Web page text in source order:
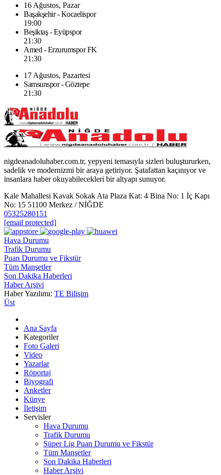
16 Ağustos, Pazar
Başakşehir - Kocaelispor
19:00
Beşiktaş - Eyüpspor
21:30
Amed - Erzurumspor FK
21:30
17 Ağustos, Pazartesi
Samsunspor - Göztepe
21:30
nigdeanadoluhaber.com.tr, yepyeni temasıyla sizleri buluştururken,
sadelik ve modernizmi bir araya getiriyor. Şatafattan kaçınıyor ve
insanlara haber okuyabilecekleri bir altyapı sunuyor.
Kale Mahallesi Kavak Sokak Ata Plaza Kat: 4 Bina No: 1 İç Kapı
No: 15 51100 Merkez / NİĞDE
05325280151
[email protected]
Hava Durumu
Trafik Durumu
Puan Durumu ve Fikstür
Tüm Manşetler
Son Dakika Haberleri
Haber Arşivi
Haber Yazılımı: TE Bilişim
Üst
Ana Sayfa
Kategoriler
Foto Galeri
Video
Yazarlar
Röportaj
Biyografi
Anketler
Künye
İletişim
Servisler
Hava Durumu
Trafik Durumu
Süper Lig Puan Durumu ve Fikstür
Tüm Manşetler
Son Dakika Haberleri
Haber Arşivi